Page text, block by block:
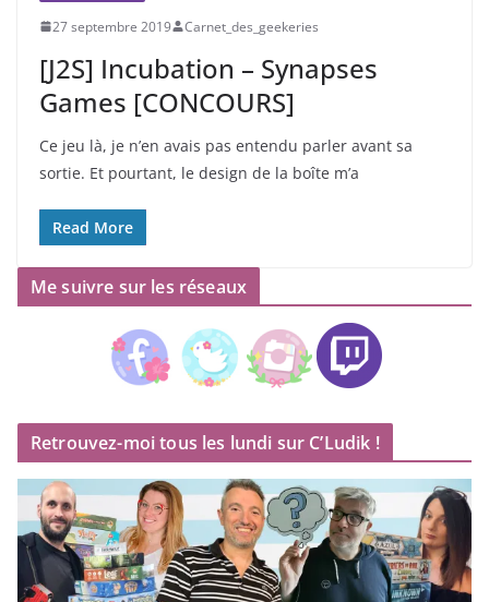
27 septembre 2019 Carnet_des_geekeries
[J2S] Incubation – Synapses
Games [CONCOURS]
Ce jeu là, je n’en avais pas entendu parler avant sa
sortie. Et pourtant, le design de la boîte m’a
Read More
Me suivre sur les réseaux
Retrouvez-moi tous les lundi sur C’Ludik !